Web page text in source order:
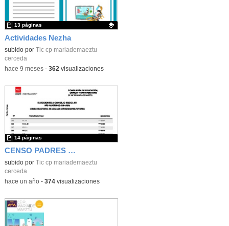
Actividades Nezha
Contenido educativo.
subido por Tic cp mariademaeztu
cerceda
13 páginas
-hace 9 meses- 362 visualizaciones
CENSO PADRES Y MADRES CEIP MARIA DE MAEZTU
subido por Tic cp mariademaeztu
cerceda
14 páginas
-hace un año- 374visualizaciones